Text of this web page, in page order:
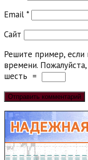
Email *
Сайт
Решите пример, если
времени.
шесть =